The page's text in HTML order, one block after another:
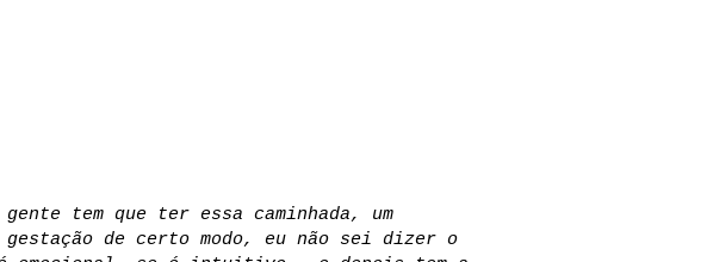
tem que ter essa caminhada, um
gestação de certo modo, eu não sei dizer o